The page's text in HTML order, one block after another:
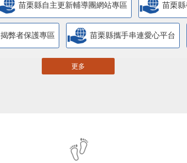
苗栗縣自主更新輔導團網站專區 苗栗
揭弊者保護專區 苗栗縣攜手串連愛心平台
更多